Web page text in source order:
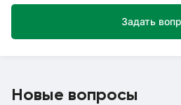
Задать
Новые вопросы